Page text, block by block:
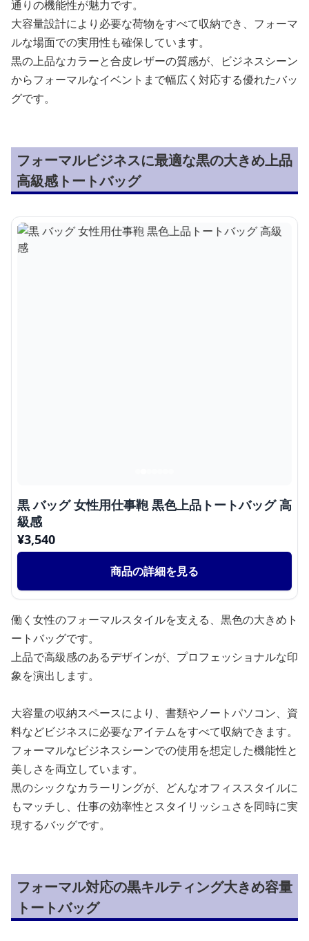
通りの機能性が魅力です。
大容量設計により必要な荷物をすべて収納でき、フォーマ
ルな場面での実用性も確保しています。
黒の上品なカラーと合皮レザーの質感が、ビジネスシーン
からフォーマルなイベントまで幅広く対応する優れたバッ
グです。
フォーマルビジネスに最適な黒の大きめ上品
高級感トートバッグ
黒 バッグ 女性用仕事鞄 黒色上品トートバッグ 高
級感
¥3,540
商品の詳細を見る
働く女性のフォーマルスタイルを支える、黒色の大きめト
ートバッグです。
上品で高級感のあるデザインが、プロフェッショナルな印
象を演出します。
大容量の収納スペースにより、書類やノートパソコン、資
料などビジネスに必要なアイテムをすべて収納できます。
フォーマルなビジネスシーンでの使用を想定した機能性と
美しさを両立しています。
黒のシックなカラーリングが、どんなオフィススタイルに
もマッチし、仕事の効率性とスタイリッシュさを同時に実
現するバッグです。
フォーマル対応の黒キルティング大きめ容量
トートバッグ